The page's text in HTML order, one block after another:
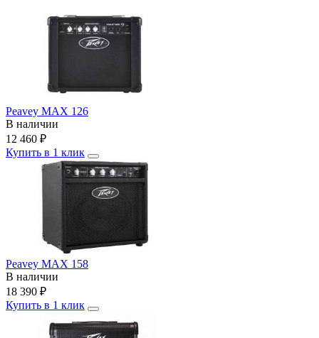
Peavey MAX 126
В наличии
12 460 ₽
Купить в 1 клик
Peavey MAX 158
В наличии
18 390 ₽
Купить в 1 клик